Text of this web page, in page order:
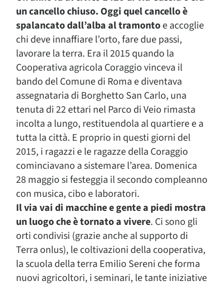
un cancello chiuso. Oggi quel cancello è
spalancato dall’alba al tramontoe accoglie
chi deve innaffiare l’orto, fare due passi,
lavorare la terra. Era il 2015 quando la
Cooperativa agricola Coraggio vinceva il
bando del Comune di Roma e diventava
assegnataria di Borghetto San Carlo, una
tenuta di 22 ettari nel Parco di Veio rimasta
incolta a lungo, restituendola al quartiere e a
tutta la città. E proprio in questi giorni del
2015, i ragazzi e le ragazze della Coraggio
cominciavano a sistemare l’area. Domenica
28 maggio si festeggia il secondo compleanno
con musica, cibo e laboratori.
Il via vai di macchine e gente a piedi mostra
un luogo che è tornato a vivere. Ci sono gli
orti condivisi (grazie anche al supporto di
Terra onlus), le coltivazioni della cooperativa,
la scuola della terra Emilio Sereni che forma
nuovi agricoltori, i seminari, le tante iniziative